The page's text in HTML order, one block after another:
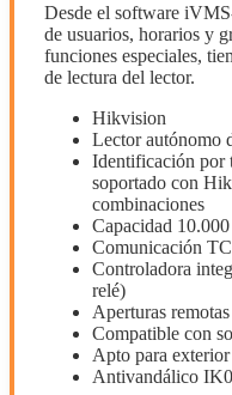
Desde el software
de usuarios, horarios y
funciones especiales,
de lectura del lector.
Hikvision
Lector autónomo
Identificación por
soportado con
combinaciones
Capacidad
Comunicación
Controladora
relé)
Aperturas
Compatible con
Apto para
Antivandálico